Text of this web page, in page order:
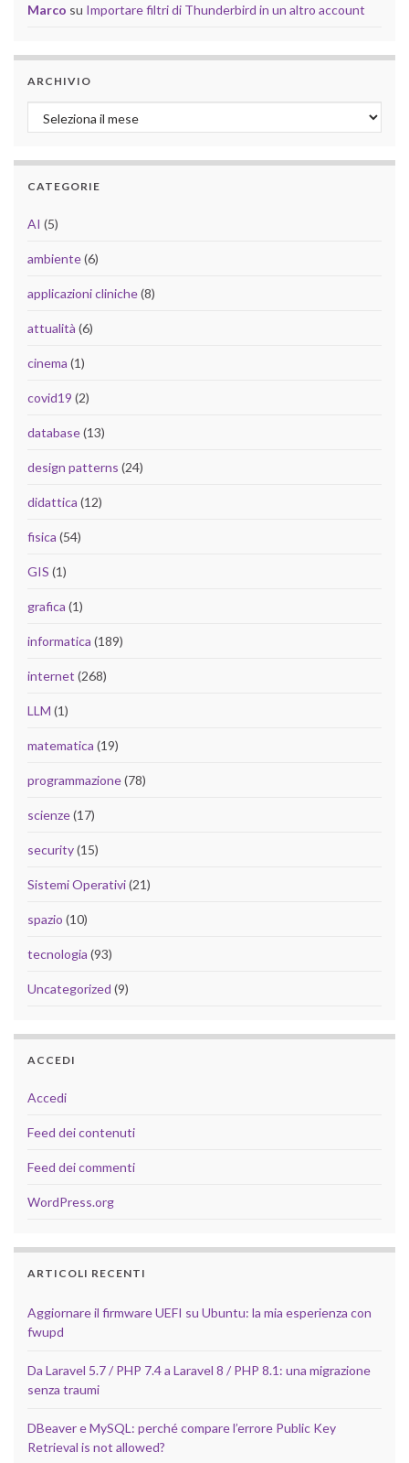
Marco su Importare filtri di Thunderbird in un altro account
ARCHIVIO
Archivio
CATEGORIE
AI (5)
ambiente(6)
applicazioni cliniche(8)
attualità (6)
cinema (1)
covid19 (2)
database(13)
design patterns (24)
didattica (12)
fisica (54)
GIS (1)
grafica (1)
informatica (189)
internet (268)
LLM (1)
matematica (19)
programmazione(78)
scienze(17)
security(15)
Sistemi Operativi(21)
spazio (10)
tecnologia (93)
Uncategorized (9)
ACCEDI
Accedi
Feed dei contenuti
Feed dei commenti
WordPress.org
ARTICOLI RECENTI
Aggiornare il firmware UEFI su Ubuntu: la mia esperienza con
fwupd
Da Laravel 5.7 / PHP 7.4 a Laravel 8 / PHP 8.1: una migrazione
senza traumi
DBeaver e MySQL: perché compare l’errore Public Key
Retrieval is not allowed?